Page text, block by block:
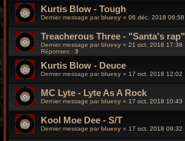
Kurtis Blow - Tough
Dernier message parbluesy « 06 déc. 2018 06:58
Treacherous Three - "Santa's rap"
Dernier message par bluesy « 21 oct. 2018 17:38
Réponses : 3
Kurtis Blow - Deuce
Dernier message parbluesy « 17 oct. 2018 12:02
MC Lyte ‎- Lyte As A Rock
Dernier message par bluesy « 17 oct. 2018 10:43
Kool Moe Dee - S/T
Dernier message parbluesy « 17 oct. 2018 09:32